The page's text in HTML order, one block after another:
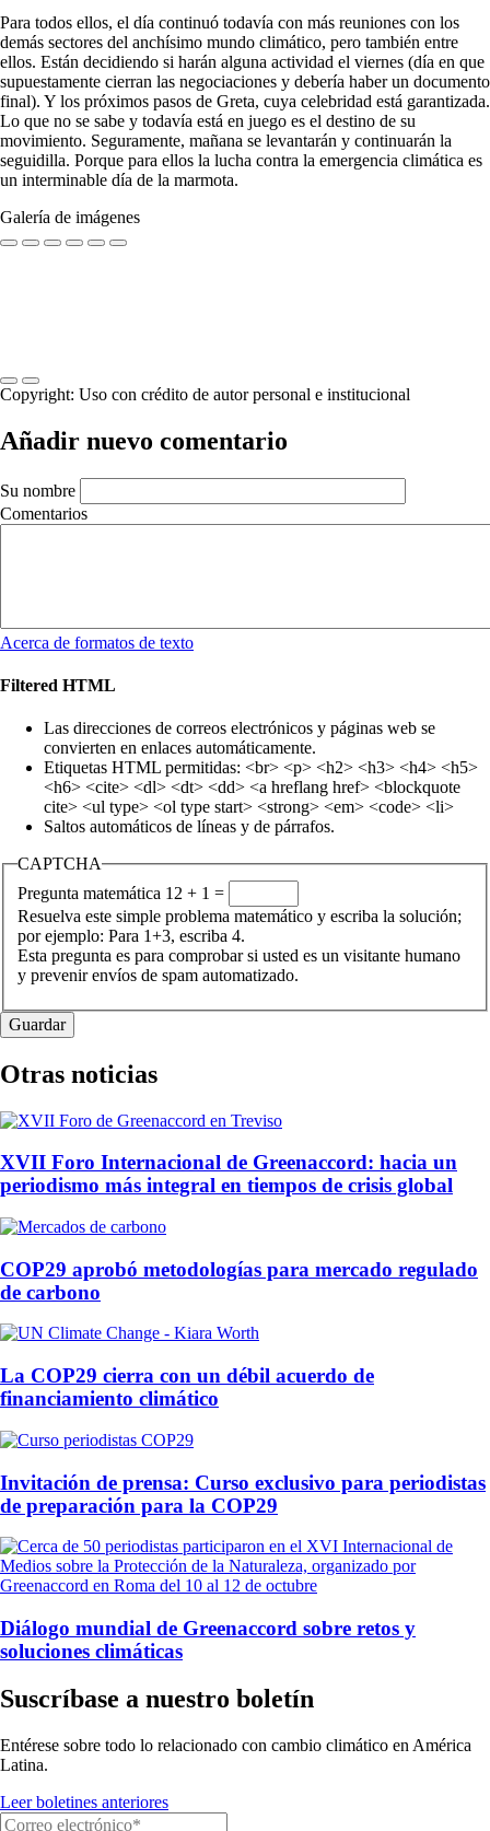
Para todos ellos, el día continuó todavía con más reuniones con los
demás sectores del anchísimo mundo climático, pero también entre
ellos. Están decidiendo si harán alguna actividad el viernes (día en que
supuestamente cierran las negociaciones y debería haber un documento
final). Y los próximos pasos de Greta, cuya celebridad está garantizada.
Lo que no se sabe y todavía está en juego es el destino de su
movimiento. Seguramente, mañana se levantarán y continuarán la
seguidilla. Porque para ellos la lucha contra la emergencia climática es
un interminable día de la marmota.
Galería de imágenes
Previous
Next
Copyright: Uso con crédito de autor personal e institucional
Añadir nuevo comentario
Su nombre
Comentarios
Acerca de formatos de texto
Filtered HTML
Las direcciones de correos electrónicos y páginas web se
convierten en enlaces automáticamente.
Etiquetas HTML permitidas: <br> <p> <h2> <h3> <h4> <h5>
<h6> <cite> <dl> <dt> <dd> <a hreflang href> <blockquote
cite> <ul type> <ol type start> <strong> <em> <code> <li>
Saltos automáticos de líneas y de párrafos.
CAPTCHA
Pregunta matemática 12 + 1 =
Resuelva este simple problema matemático y escriba la solución;
por ejemplo: Para 1+3, escriba 4.
Esta pregunta es para comprobar si usted es un visitante humano
y prevenir envíos de spam automatizado.
Otras noticias
XVII Foro Internacional de Greenaccord: hacia un
periodismo más integral en tiempos de crisis global
COP29 aprobó metodologías para mercado regulado
de carbono
La COP29 cierra con un débil acuerdo de
financiamiento climático
Invitación de prensa: Curso exclusivo para periodistas
de preparación para la COP29
Diálogo mundial de Greenaccord sobre retos y
soluciones climáticas
Suscríbase a nuestro boletín
Entérese sobre todo lo relacionado con cambio climático en América
Latina.
Leer boletines anteriores